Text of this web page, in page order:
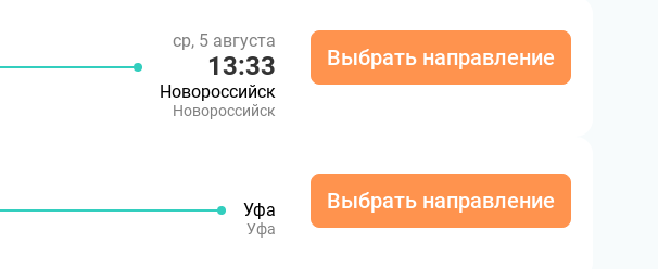
ср, 5 августа
13:33
Новороссийск
Новороссийск
Выбрать направление
Уфа
Уфа
Выбрать направление